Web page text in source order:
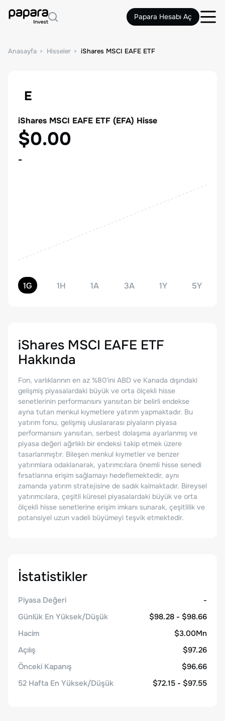
Papara Hesabı Aç
Anasayfa Hisseler iShares MSCI EAFE ETF
E
iShares MSCI EAFE ETF (EFA) Hisse
$0.00
-
1G 1H 1A 3A 1Y 5Y
iShares MSCI EAFE ETF
Hakkında
Fon, varlıklarının en az %80'ini ABD ve Kanada dışındaki
gelişmiş piyasalardaki büyük ve orta ölçekli hisse
senetlerinin performansını yansıtan bir belirli endekse
ayna tutan menkul kıymetlere yatırım yapmaktadır. Bu
yatırım fonu, gelişmiş uluslararası piyaların piyasa
performansını yansıtan, serbest dolaşıma ayarlanmış ve
piyasa değeri ağırlıklı bir endeksi takip etmek üzere
tasarlanmıştır. Bileşen menkul kıymetler ve benzer
yatırımlara odaklanarak, yatırımcılara önemli hisse senedi
fırsatlarına erişim sağlamayı hedeflemektedir, aynı
zamanda yatırım stratejisine de sadık kalmaktadır. Bireysel
yatırımcılara, çeşitli küresel piyasalardaki büyük ve orta
ölçekli hisse senetlerine erişim imkanı sunarak, çeşitlilik ve
potansiyel uzun vadeli büyümeyi teşvik etmektedir.
İstatistikler
Piyasa Değeri
-
Günlük En Yüksek/Düşük
$98.28 - $98.66
Hacim
$3.00Mn
Açılış
$97.26
Önceki Kapanış
$96.66
52 Hafta En Yüksek/Düşük
$72.15 - $97.55